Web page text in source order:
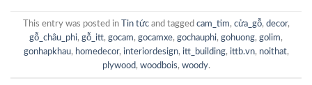
This entry was posted in Tin tứcand tagged cam_tim, cửa_gỗ, decor,
gỗ_châu_phi, gỗ_itt, gocam, gocamxe, gochauphi, gohuong, golim,
gonhapkhau, homedecor, interiordesign, itt_building, ittb.vn, noithat,
plywood, woodbois, woody.